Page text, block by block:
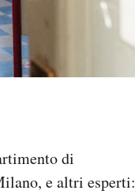
di
e altri esperti: